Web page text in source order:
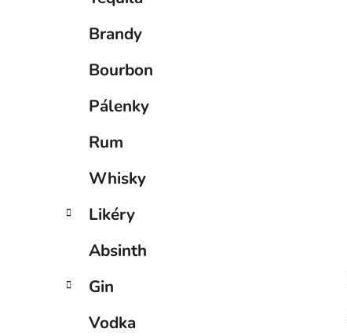
Brandy
Bourbon
Pálenky
Rum
Whisky
Likéry
Absinth
Gin
Vodka